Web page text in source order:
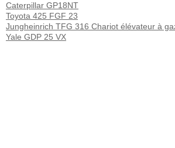
Caterpillar GP18NT
Toyota 425 FGF 23
Jungheinrich TFG 316 Chariot élévateur à
Yale GDP 25 VX